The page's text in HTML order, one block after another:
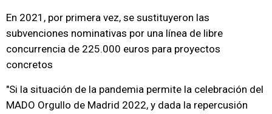
En 2021, por primera vez, se sustituyeron las
subvenciones nominativas por una línea de libre
concurrencia de 225.000 euros para proyectos
concretos
"Si la situación de la pandemia permite la celebración del
MADO Orgullo de Madrid 2022, y dada la repercusión